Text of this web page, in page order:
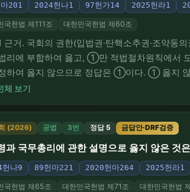
201 2024헌나1 97헌가14 2025헌라1
국헌법 제111조 대한민국헌법 제60조
근거. 국회의 권한(입법권·탄핵소추권·조약
리에 부합하여 옳고, ①만 적법절차원칙에서
하여 옳지 않으므로 정답은 ①이다. ① 옳지 않
한 사항을 결정함에 있어 청문절차를 거치는
의하여 입법권이 제약된다고 보는 것은 헌법
체 보기
(2026) 공법 3번 정답 5 금답안·DRF검증
과 국무총리에 관한 설명으로 옳지 않은 것
헌나9 89헌마221 2020헌마264 2025헌라1
국헌법 제65조 대한민국헌법 제71조 대한민국헌법